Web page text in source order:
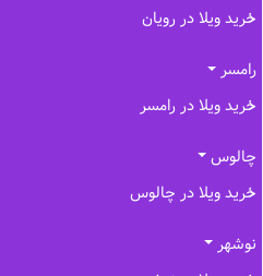
خرید ویلا در رویان
رامسر
خرید ویلا در رامسر
چالوس
خرید ویلا در چالوس
نوشهر